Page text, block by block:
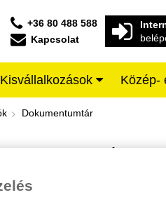
+36 80 488 588
Kapcsolat
Kisvállalkozások Közép-
BANK
Dokumentumtár